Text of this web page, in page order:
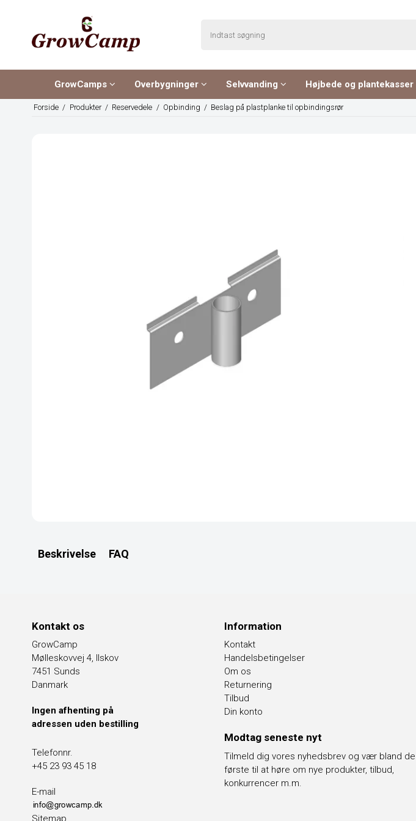
GrowCamps Overbygninger Selvvanding Højbede og plantekasser
Forside / Produkter / Reservedele / Opbinding / Beslag på plastplanke til opbindingsrør
Beskrivelse FAQ
Kontakt os
GrowCamp
Mølleskovvej 4, Ilskov
7451 Sunds
Danmark
Ingen afhenting på
adressen uden bestilling
Telefonnr.
+45 23 93 45 18
E-mail
Sitemap
Information
Kontakt
Handelsbetingelser
Om os
Returnering
Tilbud
Din konto
Modtag seneste nyt
Tilmeld dig vores nyhedsbrev og vær bland de
første til at høre om nye produkter, tilbud,
konkurrencer m.m.